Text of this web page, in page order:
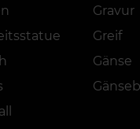
Gravur
Greif
Gänse